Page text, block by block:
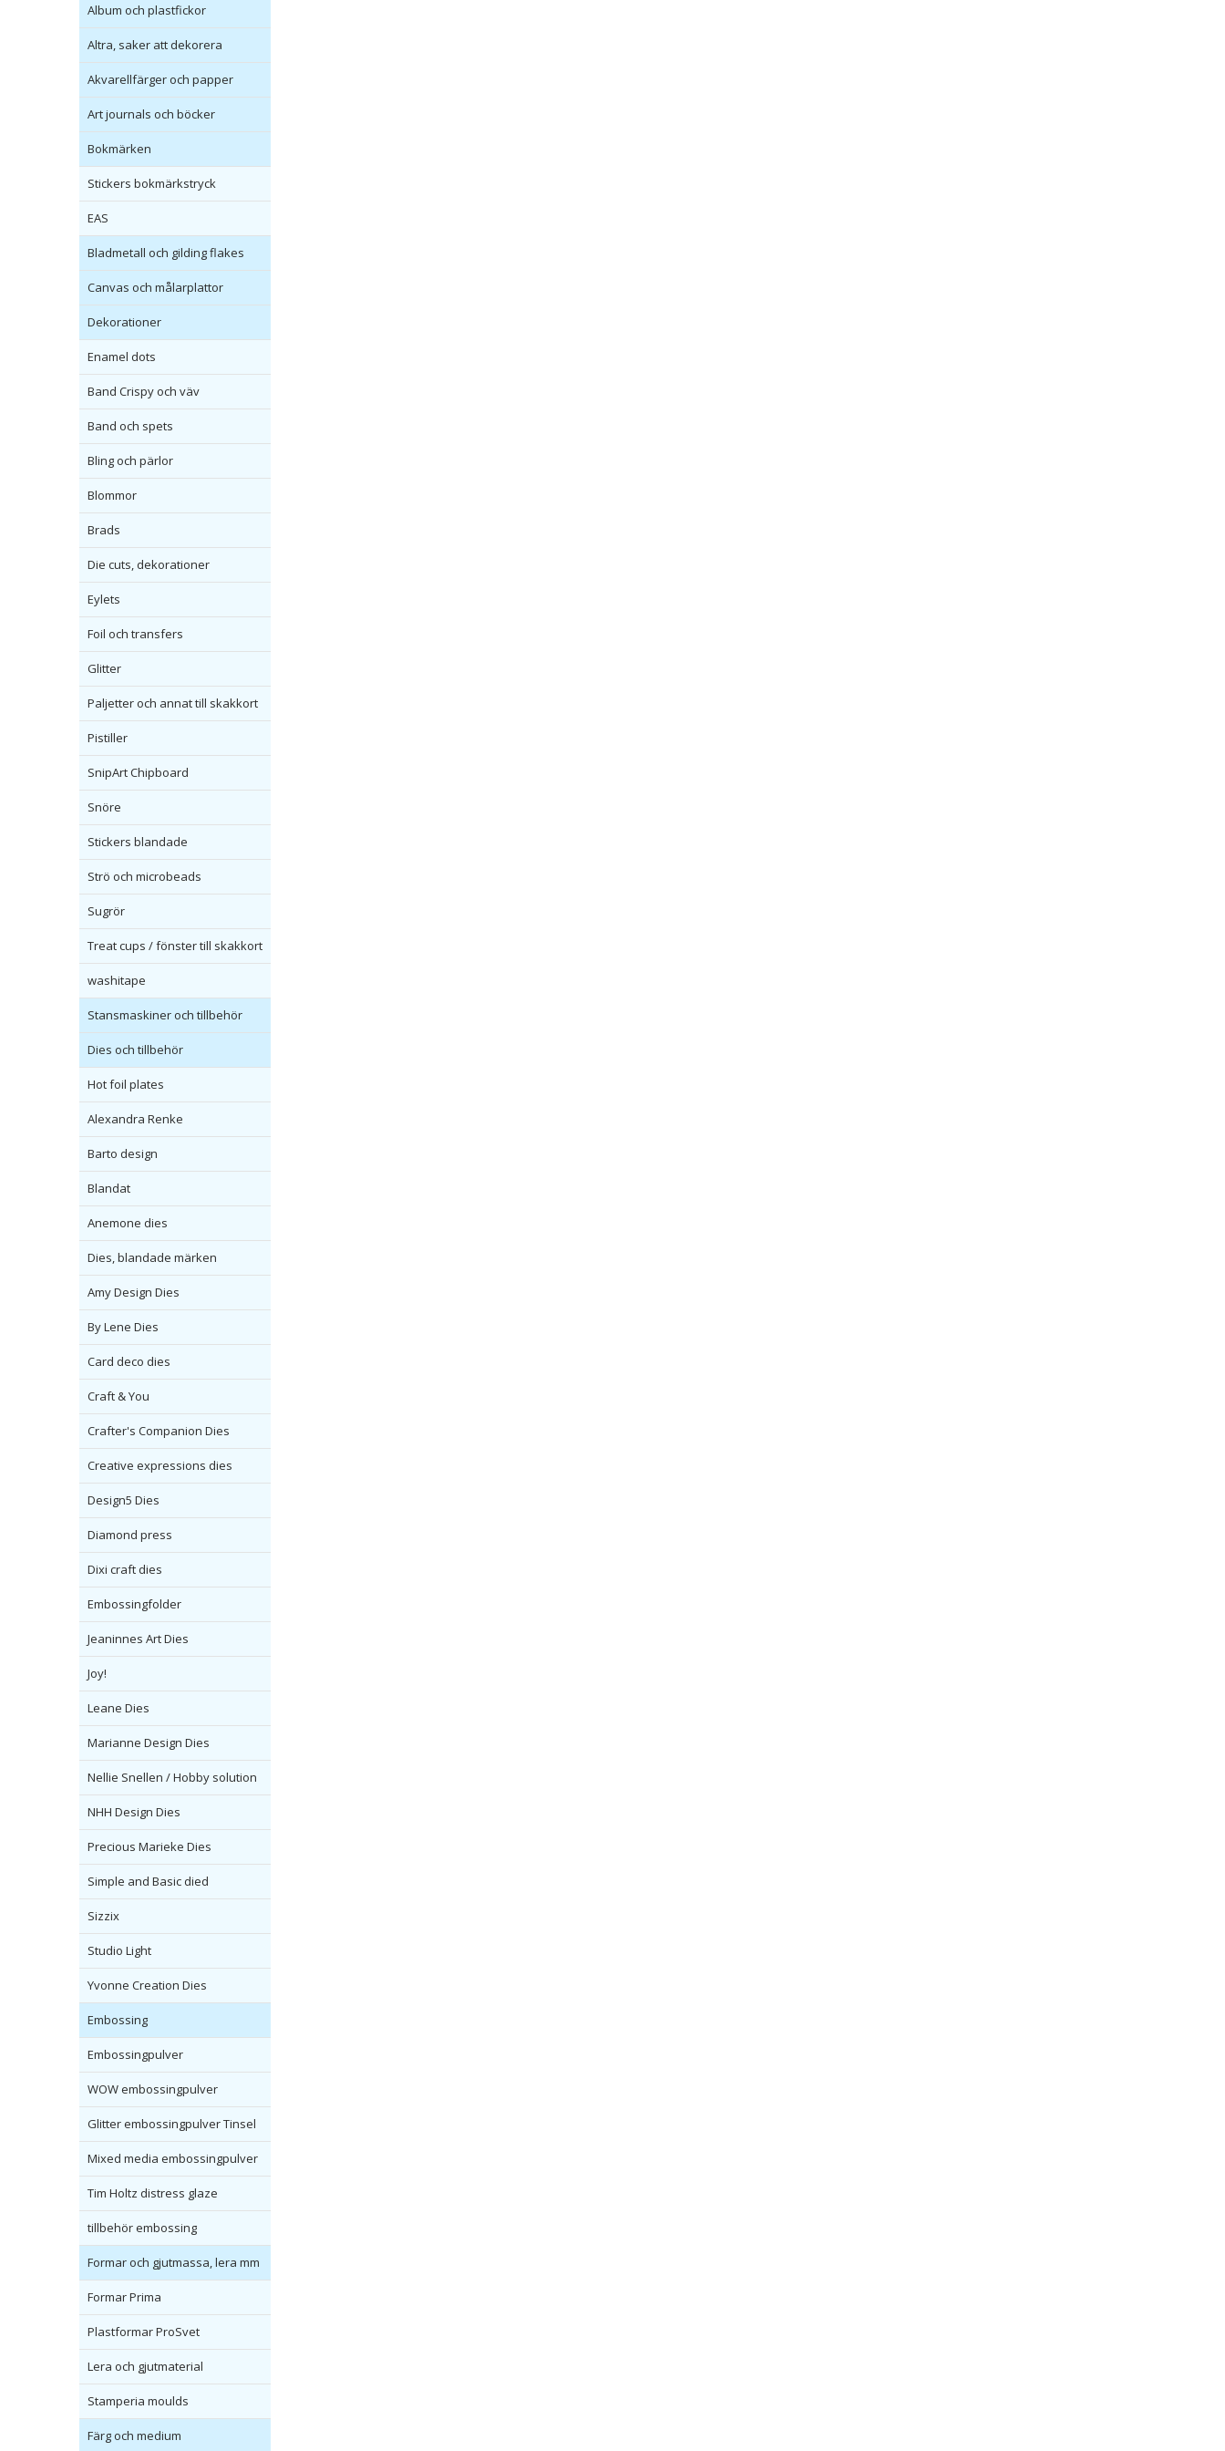
Album och plastfickor
Altra, saker att dekorera
Akvarellfärger och papper
Art journals och böcker
Bokmärken
Stickers bokmärkstryck
EAS
Bladmetall och gilding flakes
Canvas och målarplattor
Dekorationer
Enamel dots
Band Crispy och väv
Band och spets
Bling och pärlor
Blommor
Brads
Die cuts, dekorationer
Eylets
Foil och transfers
Glitter
Paljetter och annat till skakkort
Pistiller
SnipArt Chipboard
Snöre
Stickers blandade
Strö och microbeads
Sugrör
Treat cups / fönster till skakkort
washitape
Stansmaskiner och tillbehör
Dies och tillbehör
Hot foil plates
Alexandra Renke
Barto design
Blandat
Anemone dies
Dies, blandade märken
Amy Design Dies
By Lene Dies
Card deco dies
Craft & You
Crafter's Companion Dies
Creative expressions dies
Design5 Dies
Diamond press
Dixi craft dies
Embossingfolder
Jeaninnes Art Dies
Joy!
Leane Dies
Marianne Design Dies
Nellie Snellen / Hobby solution
NHH Design Dies
Precious Marieke Dies
Simple and Basic died
Sizzix
Studio Light
Yvonne Creation Dies
Embossing
Embossingpulver
WOW embossingpulver
Glitter embossingpulver Tinsel
Mixed media embossingpulver
Tim Holtz distress glaze
tillbehör embossing
Formar och gjutmassa, lera mm
Formar Prima
Plastformar ProSvet
Lera och gjutmaterial
Stamperia moulds
Färg och medium